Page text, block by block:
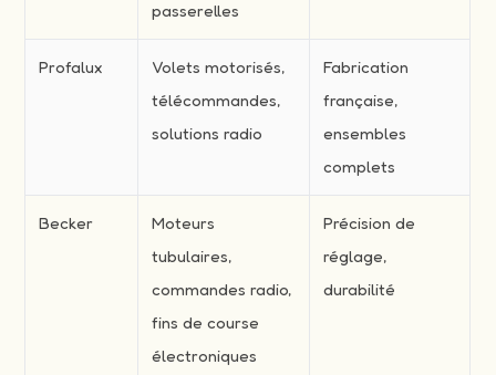
passerelles
Profalux
Volets motorisés,
télécommandes,
solutions radio
Fabrication
française,
ensembles
complets
Becker
Moteurs
tubulaires,
commandes radio,
fins de course
électroniques
Précision de
réglage,
durabilité